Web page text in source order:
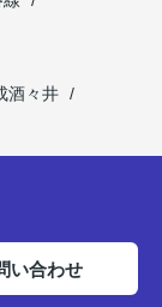
酒々井
い合わせ